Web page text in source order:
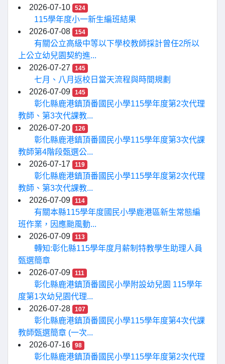
2026-07-10
524
115學年度小一新生編班結果
2026-07-08
154
有關公立高級中等以下學校教師採計曾任2所以
上公立幼兒園契約進...
2026-07-27
145
七月、八月返校日當天流程與時間規劃
2026-07-09
145
彰化縣鹿港鎮頂番國民小學115學年度第2次代理
教師、第3次代課教...
2026-07-20
126
彰化縣鹿港鎮頂番國民小學115學年度第3次代課
教師第4階段甄選公...
2026-07-17
119
彰化縣鹿港鎮頂番國民小學115學年度第2次代理
教師、第3次代課教...
2026-07-09
114
有關本縣115學年度國民小學鹿港區新生常態編
班作業，因應颱風動...
2026-07-09
113
轉知:彰化縣115學年度月薪制特教學生助理人員
甄選簡章
2026-07-09
111
彰化縣鹿港鎮頂番國民小學附設幼兒園 115學年
度第1次幼兒園代理...
2026-07-28
107
彰化縣鹿港鎮頂番國民小學115學年度第4次代課
教師甄選簡章 (一次...
2026-07-16
98
彰化縣鹿港鎮頂番國民小學115學年度第2次代理